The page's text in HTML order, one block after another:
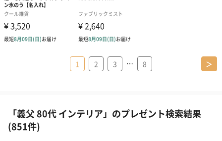
1 2 3 … 8 ＞
「義父 80代 インテリア」のプレゼント検索結果
(851件)